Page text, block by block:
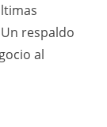
respaldo
al